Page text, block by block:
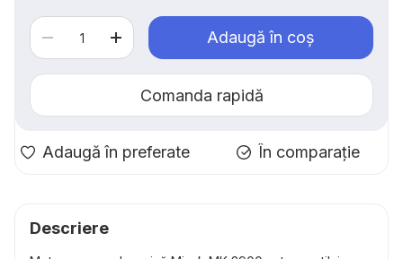
Adaugă în coș
Comanda rapidă
Adaugă în preferate În comparație
Descriere